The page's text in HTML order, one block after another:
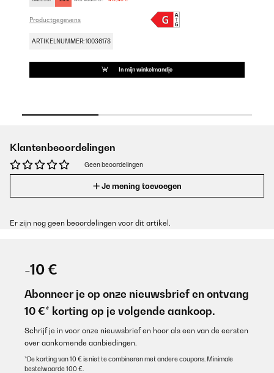
Productgegevens
ARTIKELNUMMER: 10036178
In mijn winkelmandje
Klantenbeoordelingen
Geen beoordelingen
Je mening toevoegen
Er zijn nog geen beoordelingen voor dit artikel.
-10 €
Abonneer je op onze nieuwsbrief en ontvang
10 €* korting op je volgende aankoop.
Schrijf je in voor onze nieuwsbrief en hoor als een van de eersten
over aankomende aanbiedingen.
*De korting van 10 € is niet te combineren met andere coupons. Minimale
bestelwaarde 100 €.